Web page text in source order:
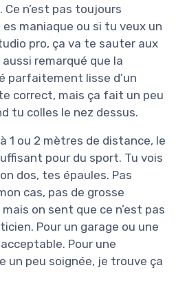
n’est pas toujours
maniaque ou si tu veux un
pro, ça va te sauter aux
aussi remarqué que la
parfaitement lisse d’un
correct, mais ça fait un peu
tu colles le nez dessus.
1 ou 2 mètres de distance, le
pour du sport. Tu vois
dos, tes épaules. Pas
cas, pas de grosse
on sent que ce n’est pas
Pour un garage ou une
Pour une
un peu soignée, je trouve ça